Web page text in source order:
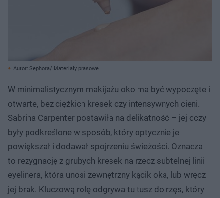
Autor: Sephora/ Materiały prasowe
W minimalistycznym makijażu oko ma być wypoczęte i
otwarte, bez ciężkich kresek czy intensywnych cieni.
Sabrina Carpenter postawiła na delikatność – jej oczy
były podkreślone w sposób, który optycznie je
powiększał i dodawał spojrzeniu świeżości. Oznacza
to rezygnację z grubych kresek na rzecz subtelnej linii
eyelinera, która unosi zewnętrzny kącik oka, lub wręcz
jej brak. Kluczową rolę odgrywa tu tusz do rzęs, który